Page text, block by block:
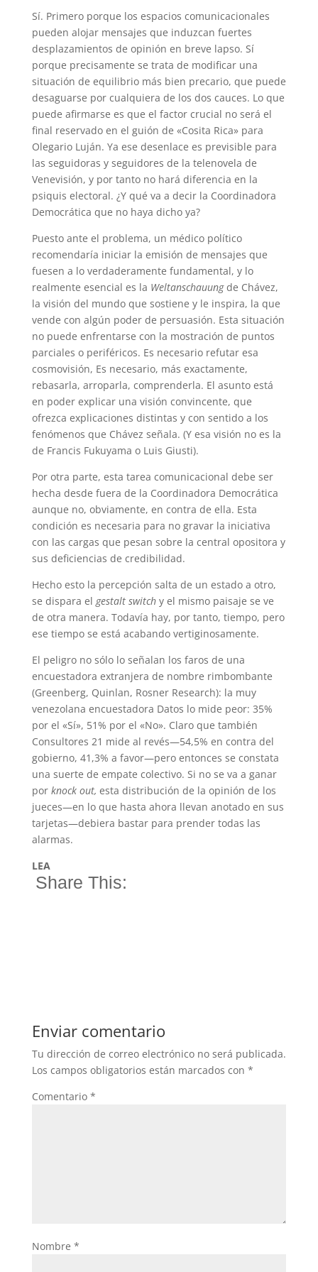
Sí. Primero porque los espacios comunicacionales
pueden alojar mensajes que induzcan fuertes
desplazamientos de opinión en breve lapso. Sí
porque precisamente se trata de modificar una
situación de equilibrio más bien precario, que puede
desaguarse por cualquiera de los dos cauces. Lo que
puede afirmarse es que el factor crucial no será el
final reservado en el guión de «Cosita Rica» para
Olegario Luján. Ya ese desenlace es previsible para
las seguidoras y seguidores de la telenovela de
Venevisión, y por tanto no hará diferencia en la
psiquis electoral. ¿Y qué va a decir la Coordinadora
Democrática que no haya dicho ya?
Puesto ante el problema, un médico político
recomendaría iniciar la emisión de mensajes que
fuesen a lo verdaderamente fundamental, y lo
realmente esencial es la Weltanschauungde Chávez,
la visión del mundo que sostiene y le inspira, la que
vende con algún poder de persuasión. Esta situación
no puede enfrentarse con la mostración de puntos
parciales o periféricos. Es necesario refutar esa
cosmovisión, Es necesario, más exactamente,
rebasarla, arroparla, comprenderla. El asunto está
en poder explicar una visión convincente, que
ofrezca explicaciones distintas y con sentido a los
fenómenos que Chávez señala. (Y esa visión no es la
de Francis Fukuyama o Luis Giusti).
Por otra parte, esta tarea comunicacional debe ser
hecha desde fuera de la Coordinadora Democrática
aunque no, obviamente, en contra de ella. Esta
condición es necesaria para no gravar la iniciativa
con las cargas que pesan sobre la central opositora y
sus deficiencias de credibilidad.
Hecho esto la percepción salta de un estado a otro,
se dispara el gestalt switchy el mismo paisaje se ve
de otra manera. Todavía hay, por tanto, tiempo, pero
ese tiempo se está acabando vertiginosamente.
El peligro no sólo lo señalan los faros de una
encuestadora extranjera de nombre rimbombante
(Greenberg, Quinlan, Rosner Research): la muy
venezolana encuestadora Datos lo mide peor: 35%
por el «Sí», 51% por el «No». Claro que también
Consultores 21 mide al revés—54,5% en contra del
gobierno, 41,3% a favor—pero entonces se constata
una suerte de empate colectivo. Si no se va a ganar
por knock out, esta distribución de la opinión de los
jueces—en lo que hasta ahora llevan anotado en sus
tarjetas—debiera bastar para prender todas las
alarmas.
LEA
Share This:
Enviar comentario
Tu dirección de correo electrónico no será publicada.
Los campos obligatorios están marcados con *
Comentario *
Nombre *